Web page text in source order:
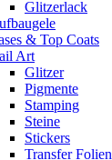
Glitzerlack
& Top Coats
Art
Glitzer
Pigmente
Stamping
Steine
Stickers
Transfer Folien